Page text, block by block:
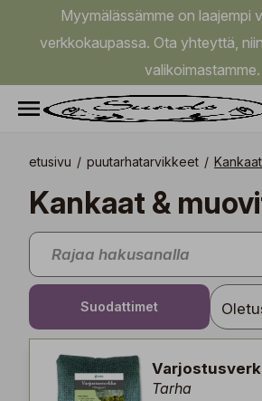
Myymälässämme on laajempi
verkkokaupassa. Ota yhteyttä,
valikoimastamme.
etusivu / puutarhatarvikkeet /
Kankaat &
Suodattimet
Tarha